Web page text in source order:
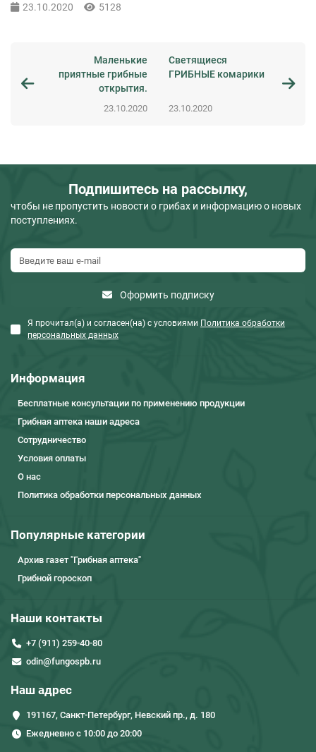
23.10.2020 5128
Маленькие
приятные грибные
открытия.
23.10.2020
Светящиеся
ГРИБНЫЕ комарики
23.10.2020
Подпишитесь на рассылку,
чтобы не пропустить новости о грибах и информацию о новых
поступлениях.
Оформить подписку
Я прочитал(а) и согласен(на) с условиями Политика обработки
персональных данных
Информация
Бесплатные консультации по применению продукции
Грибная аптека наши адреса
Сотрудничество
Условия оплаты
О нас
Политика обработки персональных данных
Популярные категории
Архив газет "Грибная аптека"
Грибной гороскоп
Наши контакты
+7 (911) 259-40-80
odin@fungospb.ru
Наш адрес
191167, Санкт-Петербург, Невский пр., д. 180
Ежедневно с 10:00 до 20:00